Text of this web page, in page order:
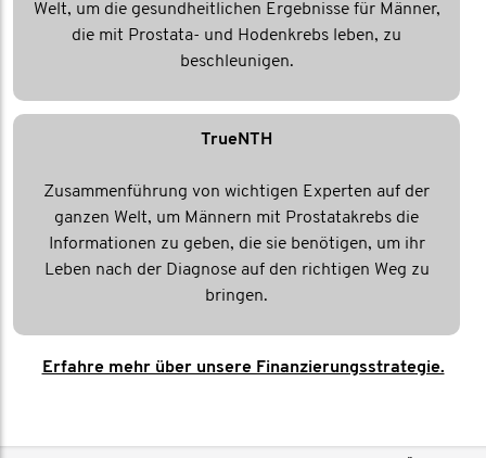
Welt, um die gesundheitlichen Ergebnisse für Männer,
die mit Prostata- und Hodenkrebs leben, zu
beschleunigen.
TrueNTH
Zusammenführung von wichtigen Experten auf der
ganzen Welt, um Männern mit Prostatakrebs die
Informationen zu geben, die sie benötigen, um ihr
Leben nach der Diagnose auf den richtigen Weg zu
bringen.
Erfahre mehr über unsere Finanzierungsstrategie.